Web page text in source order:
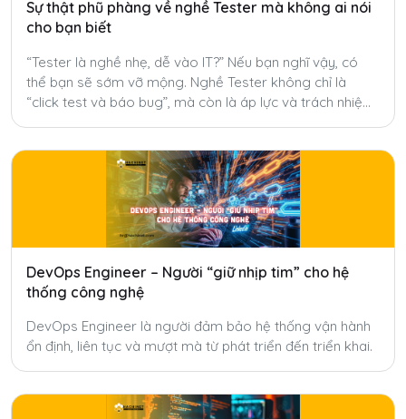
Sự thật phũ phàng về nghề Tester mà không ai nói
cho bạn biết
“Tester là nghề nhẹ, dễ vào IT?” Nếu bạn nghĩ vậy, có
thể bạn sẽ sớm vỡ mộng. Nghề Tester không chỉ là
“click test và báo bug”, mà còn là áp lực và trách nhiệm
DevOps Engineer – Người “giữ nhịp tim” cho hệ
thống công nghệ
DevOps Engineer là người đảm bảo hệ thống vận hành
ổn định, liên tục và mượt mà từ phát triển đến triển khai.